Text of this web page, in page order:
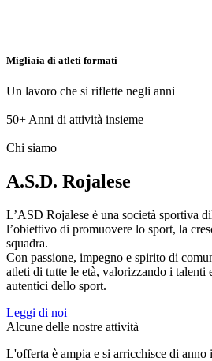
Migliaia di atleti formati
Un lavoro che si riflette negli anni
50+ Anni di attività insieme
Chi siamo
A.S.D. Rojalese
L’ASD Rojalese è una società sportiva
l’obiettivo di promuovere lo sport, la
squadra.
Con passione, impegno e spirito di
atleti di tutte le età, valorizzando i
autentici dello sport.
Leggi di noi
Alcune delle nostre attività
L'offerta è ampia e si arricchisce di anno